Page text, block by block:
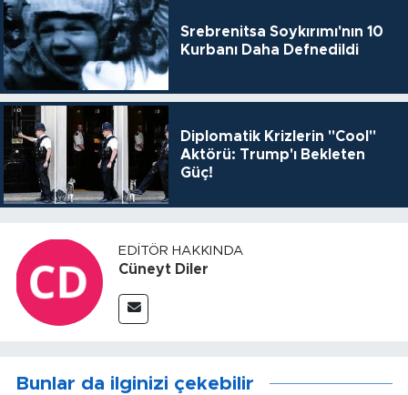
Srebrenitsa Soykırımı'nın 10
Kurbanı Daha Defnedildi
Diplomatik Krizlerin "Cool"
Aktörü: Trump'ı Bekleten
Güç!
EDITÖR HAKKINDA
Cüneyt Diler
Bunlar da ilginizi çekebilir